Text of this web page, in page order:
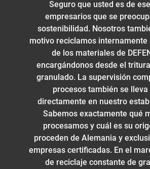
Seguro que usted es de
empresarios que se
sostenibilidad. Nosotros
motivo reciclamos internamente
de los materiales de
encargándonos desde el
granulado. La supervisión
procesos también se lleva
directamente en nuestro
Sabemos exactamente qué
procesamos y cuál es su
proceden de Alemania y
empresas certificadas. En el
de reciclaje constante de